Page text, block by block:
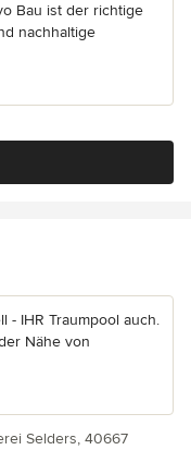
Bau ist der richtige
nachhaltige
- IHR Traumpool auch.
Nähe von
Selders, 40667